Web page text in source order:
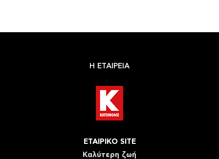
Η ΕΤΑΙΡΕΙΑ
ΕΤΑΙΡΙΚΟ SITE
Καλύτερη ζωή